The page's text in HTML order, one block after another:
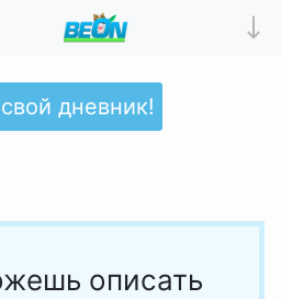
дневник!
описать